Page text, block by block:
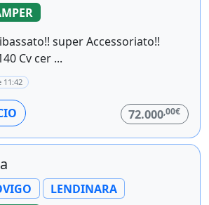
super Accessoriato!!
Cv cer ...
11:42
72.000,00€
LENDINARA